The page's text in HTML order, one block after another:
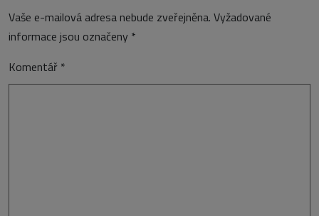
Vaše e-mailová adresa nebude zveřejněna. Vyžadované
informace jsou označeny *
Komentář *